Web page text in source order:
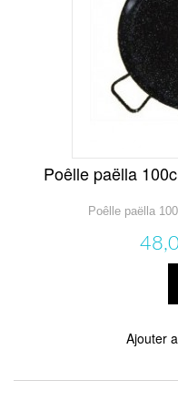
Poêlle paëlla
Poêlle paëlla
Ajouter